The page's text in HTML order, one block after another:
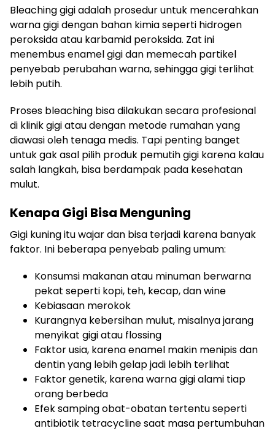
Bleaching gigi adalah prosedur untuk mencerahkan
warna gigi dengan bahan kimia seperti hidrogen
peroksida atau karbamid peroksida. Zat ini
menembus enamel gigi dan memecah partikel
penyebab perubahan warna, sehingga gigi terlihat
lebih putih.
Proses bleaching bisa dilakukan secara profesional
di klinik gigi atau dengan metode rumahan yang
diawasi oleh tenaga medis. Tapi penting banget
untuk gak asal pilih produk pemutih gigi karena kalau
salah langkah, bisa berdampak pada kesehatan
mulut.
Kenapa Gigi Bisa Menguning
Gigi kuning itu wajar dan bisa terjadi karena banyak
faktor. Ini beberapa penyebab paling umum:
Konsumsi makanan atau minuman berwarna
pekat seperti kopi, teh, kecap, dan wine
Kebiasaan merokok
Kurangnya kebersihan mulut, misalnya jarang
menyikat gigi atau flossing
Faktor usia, karena enamel makin menipis dan
dentin yang lebih gelap jadi lebih terlihat
Faktor genetik, karena warna gigi alami tiap
orang berbeda
Efek samping obat-obatan tertentu seperti
antibiotik tetracycline saat masa pertumbuhan